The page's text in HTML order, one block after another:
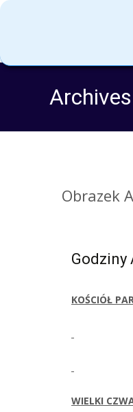
Archives
Obrazek
Godziny
KOŚCIÓŁ
WIELKI